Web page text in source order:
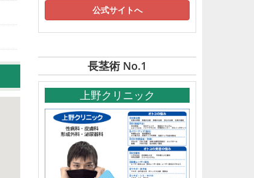
公式サイトへ
長茎術 No.1
上野クリニック